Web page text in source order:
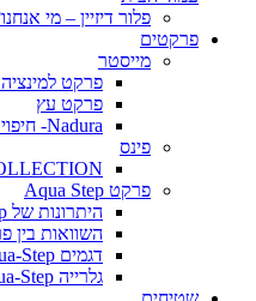
פלור דיזיין – מי
פרקטים
מייסטר
פרקט למינציה HDF
פרקט עץ
Nadura- חיפוי רצפה בטכנולוגיה המתקדמת בעולם
פינס
פרקט Aqua Step
היתרונות של Aqua-Step
השוואות בין
דגמים Aqua-Step
גלרייה Aqua-Step